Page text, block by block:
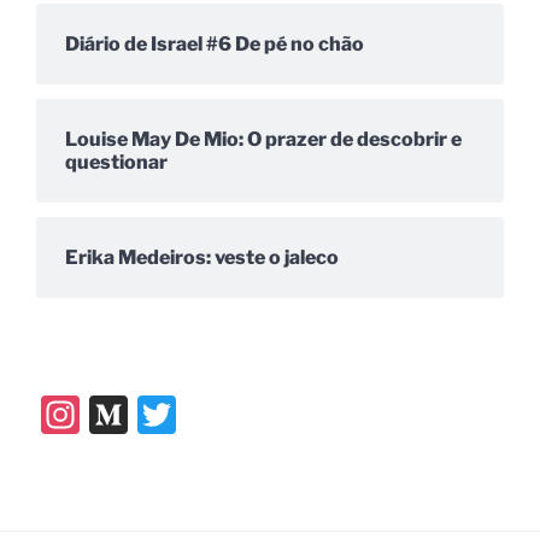
Diário de Israel #6 De pé no chão
Louise May De Mio: O prazer de descobrir e
questionar
Erika Medeiros: veste o jaleco
In M